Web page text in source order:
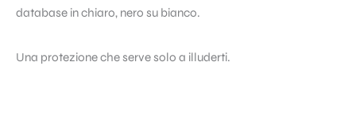
database in chiaro, nero su bianco.
Una protezione che serve solo a illuderti.